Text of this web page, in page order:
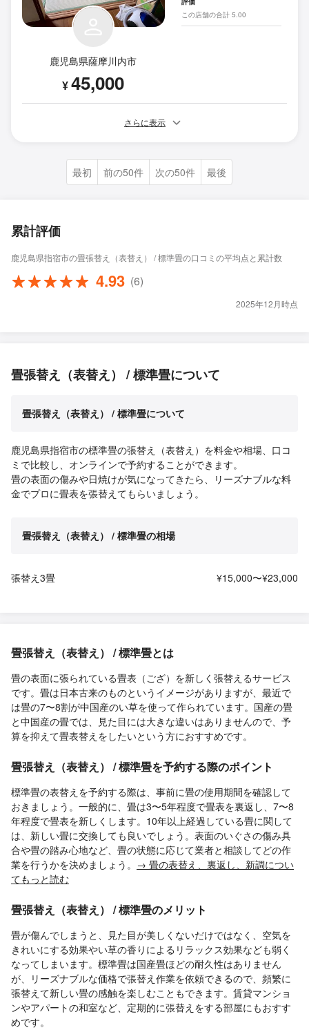
鹿児島県薩摩川内市
¥45,000
この店舗の合計 5.00
さらに表示
最初 前の50件 次の50件 最後
累計評価
鹿児島県指宿市の畳張替え（表替え） / 標準畳の口コミの平均点と累計数
4.93 (6)
2025年12月時点
畳張替え（表替え） / 標準畳について
畳張替え（表替え） / 標準畳について
鹿児島県指宿市の標準畳の張替え（表替え）を料金や相場、口コ
ミで比較し、オンラインで予約することができます。
畳の表面の傷みや日焼けが気になってきたら、リーズナブルな料
金でプロに畳表を張替えてもらいましょう。
畳張替え（表替え） / 標準畳の相場
張替え3畳 ¥15,000〜¥23,000
畳張替え（表替え） / 標準畳とは
畳の表面に張られている畳表（ござ）を新しく張替えるサービス
です。畳は日本古来のものというイメージがありますが、最近で
は畳の7〜8割が中国産のい草を使って作られています。国産の畳
と中国産の畳では、見た目には大きな違いはありませんので、予
算を抑えて畳表替えをしたいという方におすすめです。
畳張替え（表替え） / 標準畳を予約する際のポイント
標準畳の表替えを予約する際は、事前に畳の使用期間を確認して
おきましょう。一般的に、畳は3〜5年程度で畳表を裏返し、7〜8
年程度で畳表を新しくします。10年以上経過している畳に関して
は、新しい畳に交換しても良いでしょう。表面のいぐさの傷み具
合や畳の踏み心地など、畳の状態に応じて業者と相談してどの作
業を行うかを決めましょう。 → 畳の表替え、裏返し、新調につい
てもっと読む
畳張替え（表替え） / 標準畳のメリット
畳が傷んでしまうと、見た目が美しくないだけではなく、空気を
きれいにする効果やい草の香りによるリラックス効果なども弱く
なってしまいます。標準畳は国産畳ほどの耐久性はありません
が、リーズナブルな価格で張替え作業を依頼できるので、頻繁に
張替えて新しい畳の感触を楽しむこともできます。賃貸マンショ
ンやアパートの和室など、定期的に張替えをする部屋にもおすす
めです。